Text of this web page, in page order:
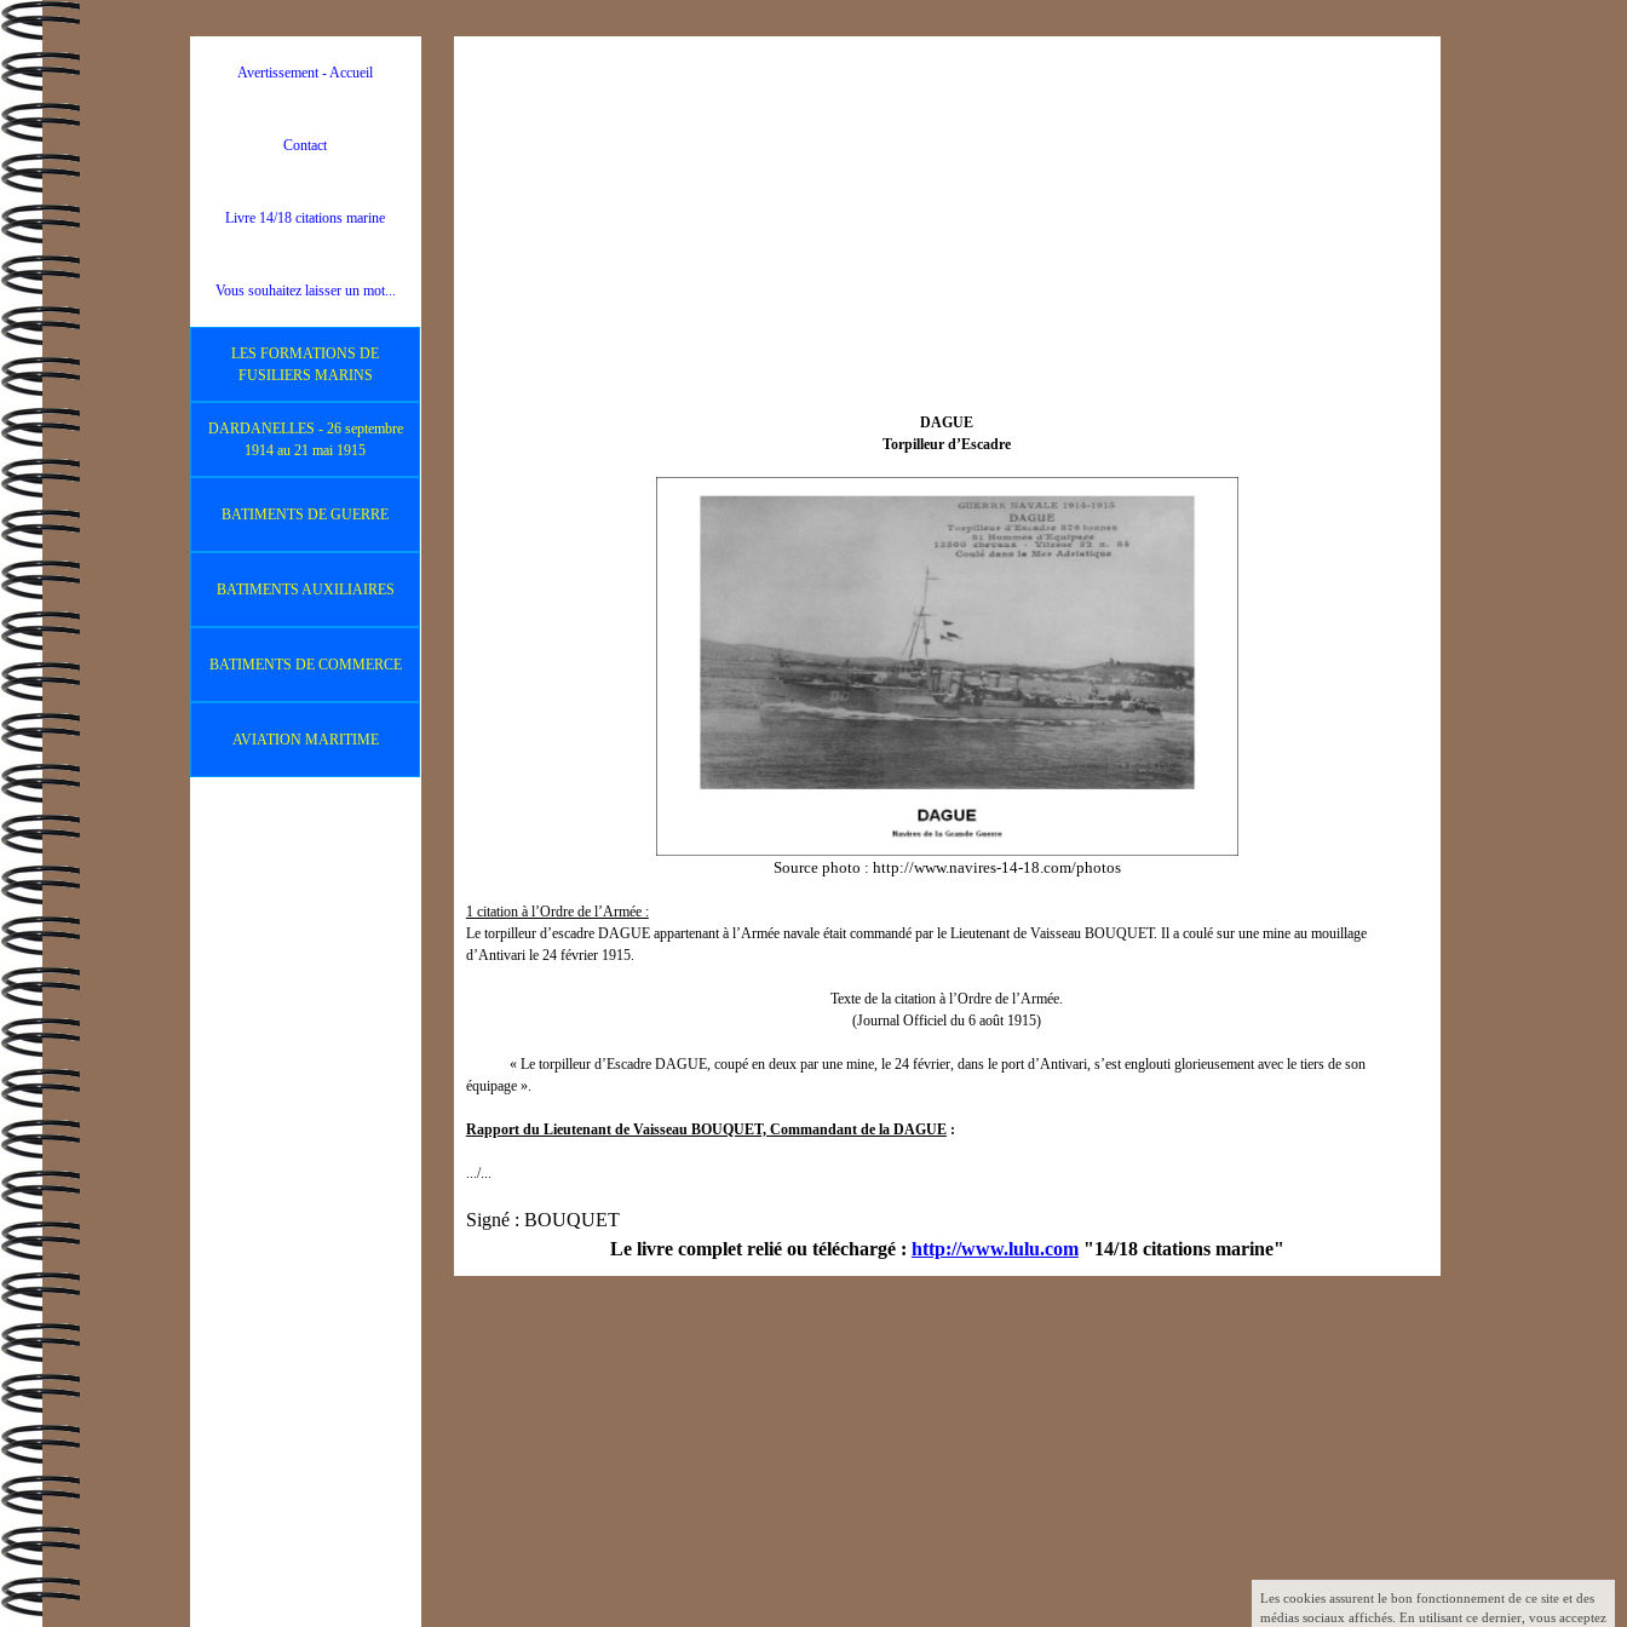
Avertissement - Accueil
Contact
Livre 14/18 citations marine
Vous souhaitez laisser un mot...
LES FORMATIONS DE
FUSILIERS MARINS
DARDANELLES - 26 septembre
1914 au 21 mai 1915
BATIMENTS DE GUERRE
BATIMENTS AUXILIAIRES
BATIMENTS DE COMMERCE
AVIATION MARITIME
DAGUE
Torpilleur d’Escadre
Source photo : http://www.navires-14-18.com/photos
1 citation à l’Ordre de l’Armée :
Le torpilleur d’escadre DAGUE appartenant à l’Armée navale était commandé par le Lieutenant de Vaisseau BOUQUET. Il a coulé sur une mine au mouillage
d’Antivari le 24 février 1915.
Texte de la citation à l’Ordre de l’Armée.
(Journal Officiel du 6 août 1915)
« Le torpilleur d’Escadre DAGUE, coupé en deux par une mine, le 24 février, dans le port d’Antivari, s’est englouti glorieusement avec le tiers de son
équipage ».
Rapport du Lieutenant de Vaisseau BOUQUET, Commandant de la DAGUE:
.../...
Signé : BOUQUET
Le livre complet relié ou téléchargé : http://www.lulu.com"14/18 citations marine"
Les cookies assurent le bon fonctionnement de ce site et des
médias sociaux affichés. En utilisant ce dernier, vous acceptez